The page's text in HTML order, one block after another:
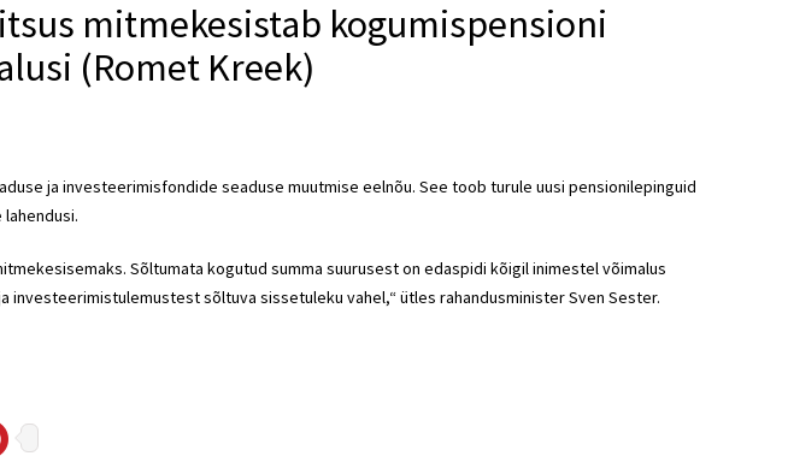
mitmekesistab kogumispensioni
(Romet Kreek)
ja investeerimisfondide seaduse muutmise eelnõu. See toob turule uusi pensionilepinguid
Sõltumata kogutud summa suurusest on edaspidi kõigil inimestel võimalus
investeerimistulemustest sõltuva sissetuleku vahel,“ ütles rahandusminister Sven Sester.